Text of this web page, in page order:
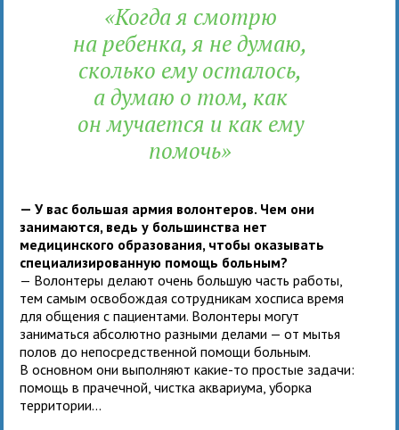
«Когда я смотрю
на ребенка, я не думаю,
сколько ему осталось,
а думаю о том, как
он мучается и как ему
помочь»
— У вас большая армия волонтеров. Чем они
занимаются, ведь у большинства нет
медицинского образования, чтобы оказывать
специализированную помощь больным?
— Волонтеры делают очень большую часть работы,
тем самым освобождая сотрудникам хосписа время
для общения с пациентами. Волонтеры могут
заниматься абсолютно разными делами — от мытья
полов до непосредственной помощи больным.
В основном они выполняют какие-то простые задачи:
помощь в прачечной, чистка аквариума, уборка
территории...